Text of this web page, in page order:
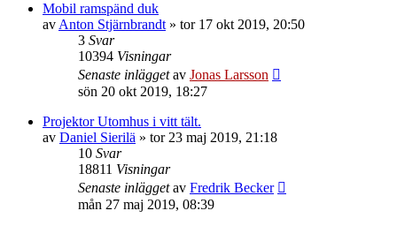
Mobil ramspänd duk
av Anton Stjärnbrandt » tor 17 okt 2019, 20:50
3 Svar
10394 Visningar
Senaste inläggetav Jonas Larsson
sön 20 okt 2019, 18:27
Projektor Utomhus i vitt tält.
av Daniel Sierilä » tor 23 maj 2019, 21:18
10 Svar
18811 Visningar
Senaste inläggetav Fredrik Becker
mån 27 maj 2019, 08:39